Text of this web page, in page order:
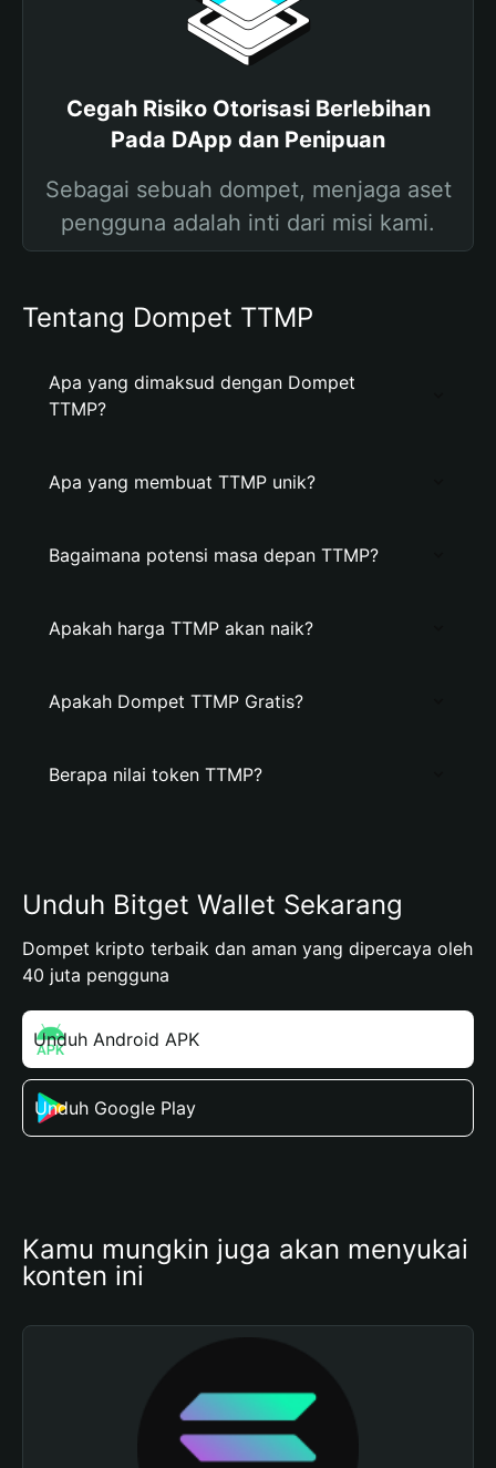
Cegah Risiko Otorisasi Berlebihan
Pada DApp dan Penipuan
Sebagai sebuah dompet, menjaga aset
pengguna adalah inti dari misi kami.
Tentang Dompet TTMP
Apa yang dimaksud dengan Dompet
TTMP?
Apa yang membuat TTMP unik?
Bagaimana potensi masa depan TTMP?
Apakah harga TTMP akan naik?
Apakah Dompet TTMP Gratis?
Berapa nilai token TTMP?
Unduh Bitget Wallet Sekarang
Dompet kripto terbaik dan aman yang dipercaya oleh
40 juta pengguna
Unduh Android APK
Unduh Google Play
Kamu mungkin juga akan menyukai
konten ini